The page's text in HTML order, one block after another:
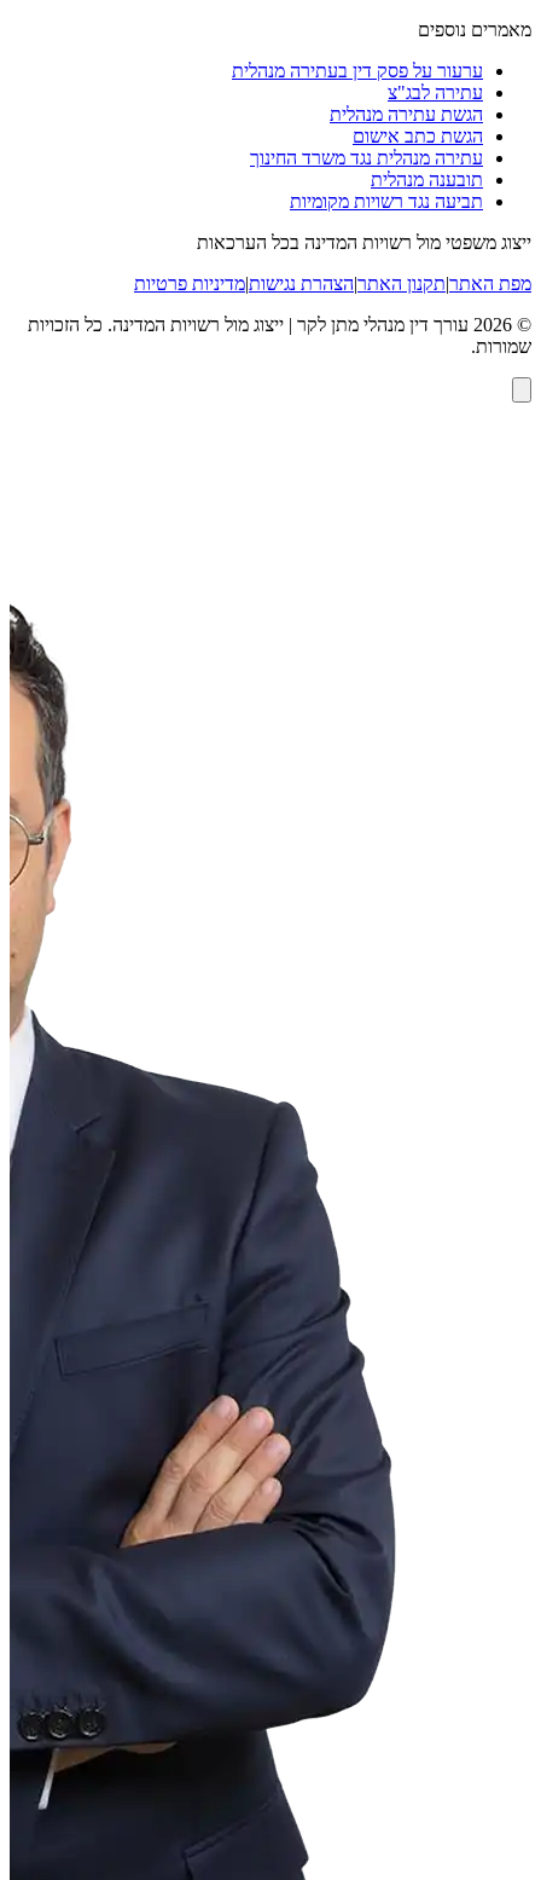
מאמרים נוספים
ערעור על פסק דין בעתירה מנהלית
עתירה לבג"צ
הגשת עתירה מנהלית
הגשת כתב אישום
עתירה מנהלית נגד משרד החינוך
תובענה מנהלית
תביעה נגד רשויות מקומיות
ייצוג משפטי מול רשויות המדינה בכל הערכאות
מפת האתר|תקנון האתר|הצהרת נגישות|מדיניות פרטיות
©
2026 עורך דין מנהלי מתן לקר | ייצוג מול רשויות המדינה. כל הזכויות
שמורות.